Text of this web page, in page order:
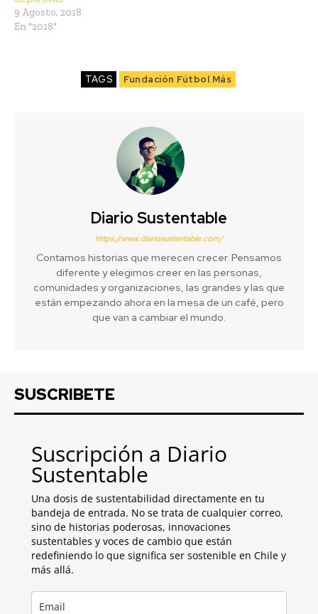
9 Agosto, 2018
En "2018"
TAGS Fundación Fútbol Más
Diario Sustentable
https://www.diariosustentable.com/
Contamos historias que merecen crecer. Pensamos
diferente y elegimos creer en las personas,
comunidades y organizaciones, las grandes y las que
están empezando ahora en la mesa de un café, pero
que van a cambiar el mundo.
SUSCRIBETE
Suscripción a Diario
Sustentable
Una dosis de sustentabilidad directamente en tu
bandeja de entrada. No se trata de cualquier correo,
sino de historias poderosas, innovaciones
sustentables y voces de cambio que están
redefiniendo lo que significa ser sostenible en Chile y
más allá.